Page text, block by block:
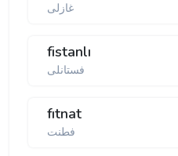
غازلی
fistanlı
فستانلی
fıtnat
فطنت